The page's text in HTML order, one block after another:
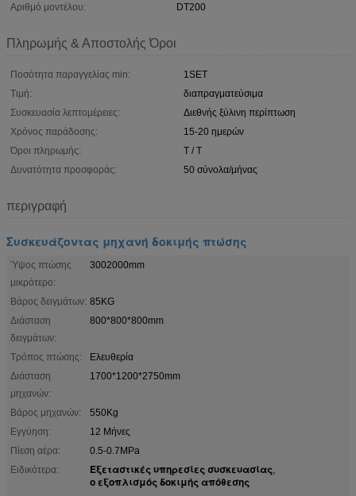
Αριθμό μοντέλου:
DT200
Πληρωμής & Αποστολής Όροι
Ποσότητα παραγγελίας min:
1SET
Τιμή:
διαπραγματεύσιμα
Συσκευασία λεπτομέρειες:
Διεθνής ξύλινη περίπτωση
Χρόνος παράδοσης:
15-20 ημερών
Όροι πληρωμής:
T / T
Δυνατότητα προσφοράς:
50 σύνολα/μήνας
περιγραφή
Συσκευάζοντας μηχανή δοκιμής πτώσης
Ύψος πτώσης
μικρότερο:
3002000mm
Βάρος δειγμάτων: 85KG
Διάσταση
δειγμάτων:
800*800*800mm
Τρόπος πτώσης:
Ελευθερία
Διάσταση
μηχανών:
1700*1200*2750mm
Βάρος μηχανών:
550Kg
Εγγύηση:
12 Μήνες
Πίεση αέρα:
0.5-0.7MPa
Ειδικότερα:
Εξεταστικές υπηρεσίες συσκευασίας,
ο εξοπλισμός δοκιμής απόθεσης